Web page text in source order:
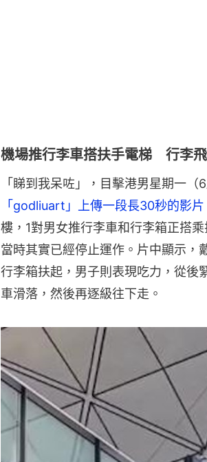
機場推行李車搭扶手電梯 行李
「睇到我呆咗」，目擊港男星期一（
「godliuart」上傳一段長30秒的影片
樓，1對男女推行李車和行李箱正搭
當時其實已經停止運作。片中顯示，
行李箱扶起，男子則表現吃力，從後
車滑落，然後再逐級往下走。